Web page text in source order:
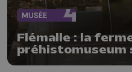
MUSÉE
Flémalle : la
préhistomuseum